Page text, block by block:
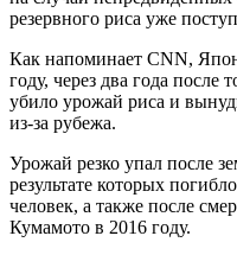
резервного риса уже
Как напоминает CNN,
году, через два года после
убило урожай риса и
из-за рубежа.
Урожай резко упал после
результате которых
человек, а также после
Кумамото в 2016 году.